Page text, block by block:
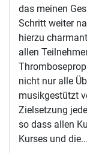
das meinen
Schritt weiter
hierzu
allen
nicht nur alle
musikgestützt
Zielsetzung
so dass allen
Kurses und die...